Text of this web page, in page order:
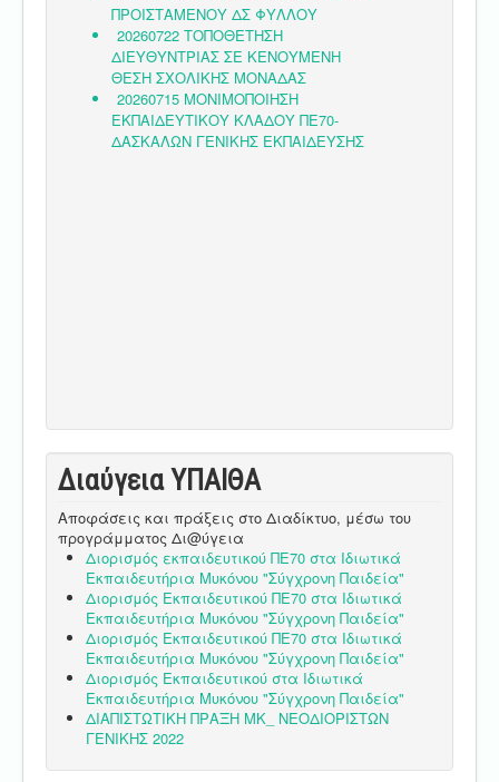
Διαύγεια ΥΠΑΙΘA
Αποφάσεις και πράξεις στο Διαδίκτυο, μέσω του
προγράμματος Δι@ύγεια
Διορισμός εκπαιδευτικού ΠΕ70 στα Ιδιωτικά
Εκπαιδευτήρια Μυκόνου "Σύγχρονη Παιδεία"
Διορισμός Εκπαιδευτικού ΠΕ70 στα Ιδιωτικά
Εκπαιδευτήρια Μυκόνου "Σύγχρονη Παιδεία"
Διορισμός Εκπαιδευτικού ΠΕ70 στα Ιδιωτικά
Εκπαιδευτήρια Μυκόνου "Σύγχρονη Παιδεία"
Διορισμός Εκπαιδευτικού στα Ιδιωτικά
Εκπαιδευτήρια Μυκόνου "Σύγχρονη Παιδεία"
ΔΙΑΠΙΣΤΩΤΙΚΗ ΠΡΑΞΗ ΜΚ_ ΝΕΟΔΙΟΡΙΣΤΩΝ
ΓΕΝΙΚΗΣ 2022